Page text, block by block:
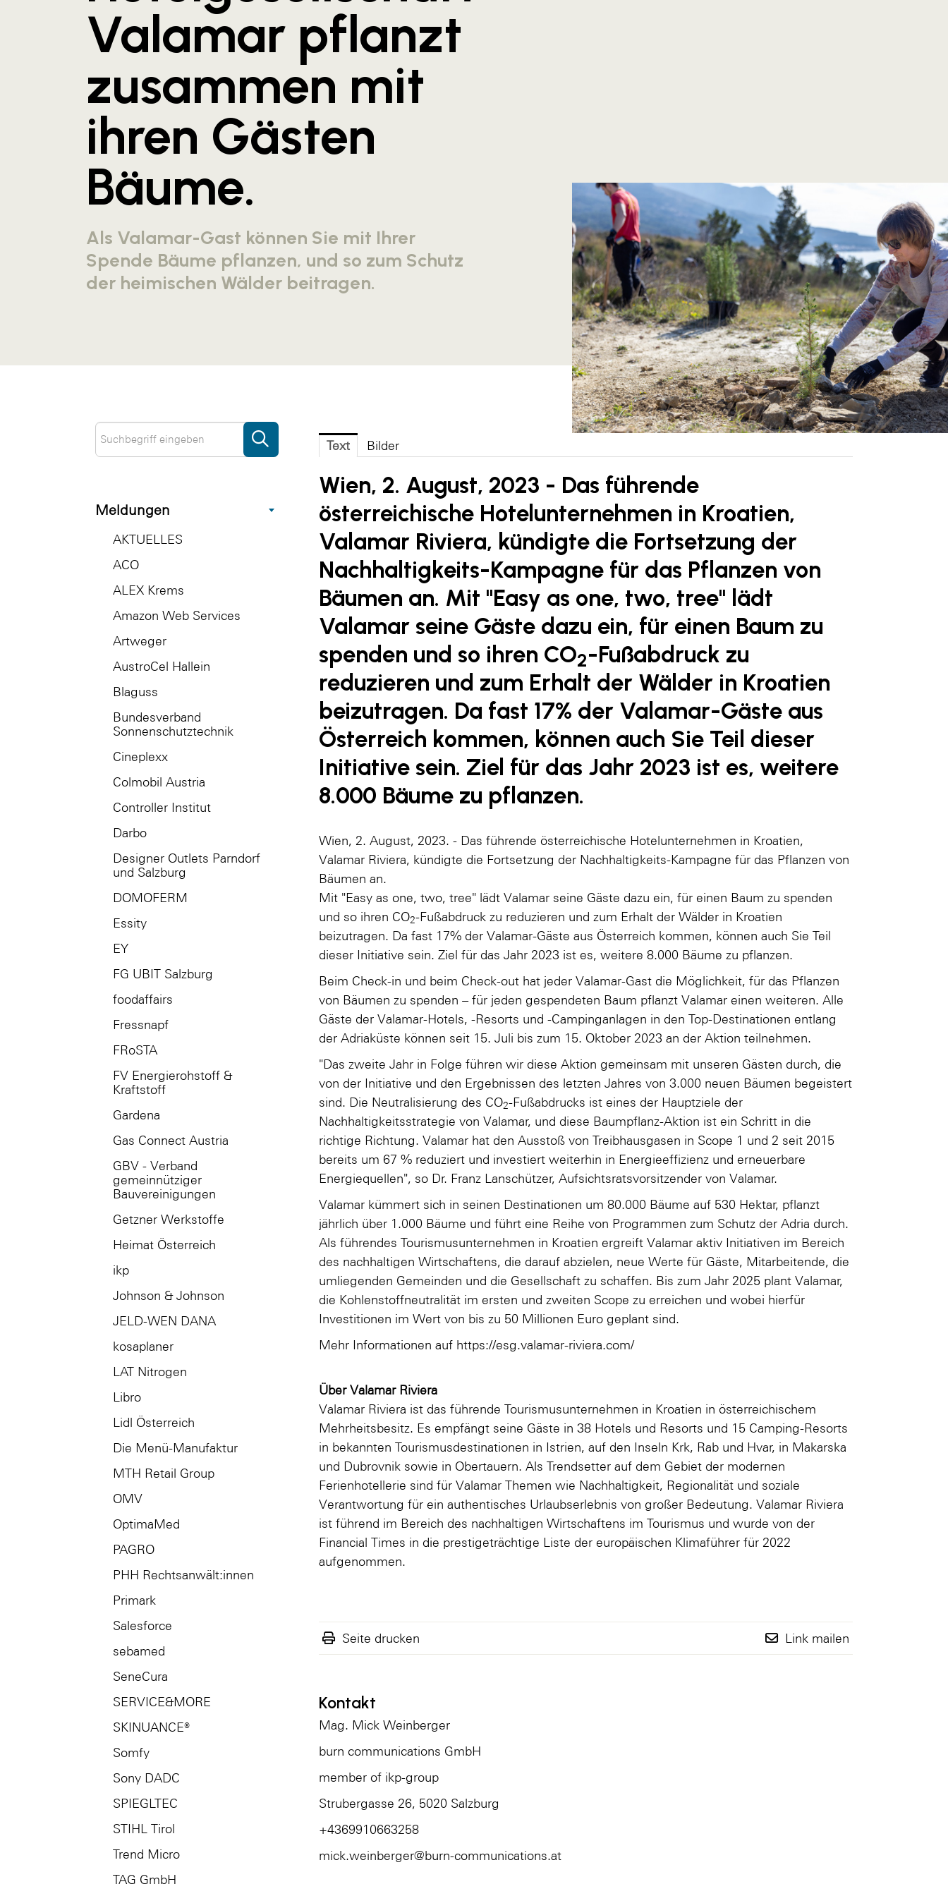
Meldungen
AKTUELLES
ACO
ALEX Krems
Amazon Web Services
Artweger
AustroCel Hallein
Blaguss
Bundesverband
Sonnenschutztechnik
Cineplexx
Colmobil Austria
Controller Institut
Darbo
Designer Outlets Parndorf
und Salzburg
DOMOFERM
Essity
EY
FG UBIT Salzburg
foodaffairs
Fressnapf
FRoSTA
FV Energierohstoff &
Kraftstoff
Gardena
Gas Connect Austria
GBV - Verband
gemeinnütziger
Bauvereinigungen
Getzner Werkstoffe
Heimat Österreich
ikp
Johnson & Johnson
JELD-WEN DANA
kosaplaner
LAT Nitrogen
Libro
Lidl Österreich
Die Menü-Manufaktur
MTH Retail Group
OMV
OptimaMed
PAGRO
PHH Rechtsanwält:innen
Primark
Salesforce
sebamed
SeneCura
SERVICE&MORE
SKINUANCE®
Somfy
Sony DADC
SPIEGLTEC
STIHL Tirol
Trend Micro
TAG GmbH
Valamar pflanzt
zusammen mit
ihren Gästen
Bäume.
Als Valamar-Gast können Sie mit Ihrer
Spende Bäume pflanzen, und so zum Schutz
der heimischen Wälder beitragen.
Text Bilder
Wien, 2. August, 2023 - Das führende
österreichische Hotelunternehmen in Kroatien,
Valamar Riviera, kündigte die Fortsetzung der
Nachhaltigkeits-Kampagne für das Pflanzen von
Bäumen an. Mit "Easy as one, two, tree" lädt
Valamar seine Gäste dazu ein, für einen Baum zu
spenden und so ihren CO2-Fußabdruck zu
reduzieren und zum Erhalt der Wälder in Kroatien
beizutragen. Da fast 17% der Valamar-Gäste aus
Österreich kommen, können auch Sie Teil dieser
Initiative sein. Ziel für das Jahr 2023 ist es, weitere
8.000 Bäume zu pflanzen.
Wien, 2. August, 2023. - Das führende österreichische Hotelunternehmen in Kroatien,
Valamar Riviera, kündigte die Fortsetzung der Nachhaltigkeits-Kampagne für das Pflanzen von
Bäumen an.
Mit "Easy as one, two, tree" lädt Valamar seine Gäste dazu ein, für einen Baum zu spenden
und so ihren CO2-Fußabdruck zu reduzieren und zum Erhalt der Wälder in Kroatien
beizutragen. Da fast 17% der Valamar-Gäste aus Österreich kommen, können auch Sie Teil
dieser Initiative sein. Ziel für das Jahr 2023 ist es, weitere 8.000 Bäume zu pflanzen.
Beim Check-in und beim Check-out hat jeder Valamar-Gast die Möglichkeit, für das Pflanzen
von Bäumen zu spenden – für jeden gespendeten Baum pflanzt Valamar einen weiteren. Alle
Gäste der Valamar-Hotels, -Resorts und -Campinganlagen in den Top-Destinationen entlang
der Adriaküste können seit 15. Juli bis zum 15. Oktober 2023 an der Aktion teilnehmen.
"Das zweite Jahr in Folge führen wir diese Aktion gemeinsam mit unseren Gästen durch, die
von der Initiative und den Ergebnissen des letzten Jahres von 3.000 neuen Bäumen begeistert
sind. Die Neutralisierung des CO2-Fußabdrucks ist eines der Hauptziele der
Nachhaltigkeitsstrategie von Valamar, und diese Baumpflanz-Aktion ist ein Schritt in die
richtige Richtung. Valamar hat den Ausstoß von Treibhausgasen in Scope 1 und 2 seit 2015
bereits um 67 % reduziert und investiert weiterhin in Energieeffizienz und erneuerbare
Energiequellen", so Dr. Franz Lanschützer, Aufsichtsratsvorsitzender von Valamar.
Valamar kümmert sich in seinen Destinationen um 80.000 Bäume auf 530 Hektar, pflanzt
jährlich über 1.000 Bäume und führt eine Reihe von Programmen zum Schutz der Adria durch.
Als führendes Tourismusunternehmen in Kroatien ergreift Valamar aktiv Initiativen im Bereich
des nachhaltigen Wirtschaftens, die darauf abzielen, neue Werte für Gäste, Mitarbeitende, die
umliegenden Gemeinden und die Gesellschaft zu schaffen. Bis zum Jahr 2025 plant Valamar,
die Kohlenstoffneutralität im ersten und zweiten Scope zu erreichen und wobei hierfür
Investitionen im Wert von bis zu 50 Millionen Euro geplant sind.
Mehr Informationen auf https://esg.valamar-riviera.com/
Über Valamar Riviera
Valamar Riviera ist das führende Tourismusunternehmen in Kroatien in österreichischem
Mehrheitsbesitz. Es empfängt seine Gäste in 38 Hotels und Resorts und 15 Camping-Resorts
in bekannten Tourismusdestinationen in Istrien, auf den Inseln Krk, Rab und Hvar, in Makarska
und Dubrovnik sowie in Obertauern. Als Trendsetter auf dem Gebiet der modernen
Ferienhotellerie sind für Valamar Themen wie Nachhaltigkeit, Regionalität und soziale
Verantwortung für ein authentisches Urlaubserlebnis von großer Bedeutung. Valamar Riviera
ist führend im Bereich des nachhaltigen Wirtschaftens im Tourismus und wurde von der
Financial Times in die prestigeträchtige Liste der europäischen Klimaführer für 2022
aufgenommen.
Seite drucken Link mailen
Kontakt
Mag. Mick Weinberger
burn communications GmbH
member of ikp-group
Strubergasse 26, 5020 Salzburg
+4369910663258
mick.weinberger@burn-communications.at